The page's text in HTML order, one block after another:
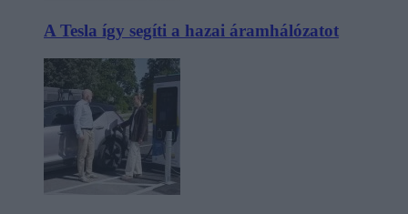
A Tesla így segíti a hazai áramhálózatot